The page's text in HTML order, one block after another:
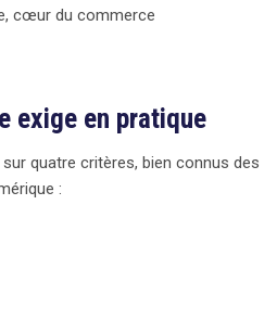
cœur du commerce
exige en pratique
quatre critères, bien connus des
: